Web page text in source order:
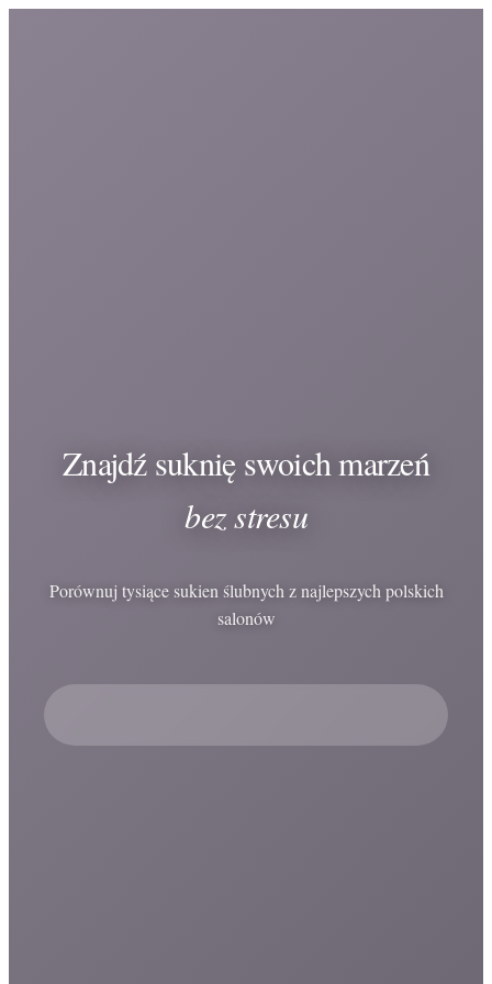
Znajdź suknię swoich marzeń
bez stresu
Porównuj tysiące sukien ślubnych z najlepszych polskich
salonów